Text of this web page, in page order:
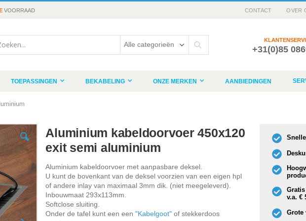
VOORRAAD CONTACT OVER
+31(0)85
TOEPASSINGEN BEKABELING ONZE MERKEN AANBIEDINGEN
Aluminium kabeldoorvoer 450x120
exit semi aluminium
Aluminium kabeldoorvoer met aanpasbare deksel.
U kunt de bovenkant van de deksel voorzien van een eigen hpl
of andere inlay van maximaal 3mm dik. (niet meegeleverd).
Inbouwmaat 293x113mm.
Softclose sluiting.
Onder de tafel kunt een een"Kabelgoot" of stekkerdoos
v.a. €
Grote